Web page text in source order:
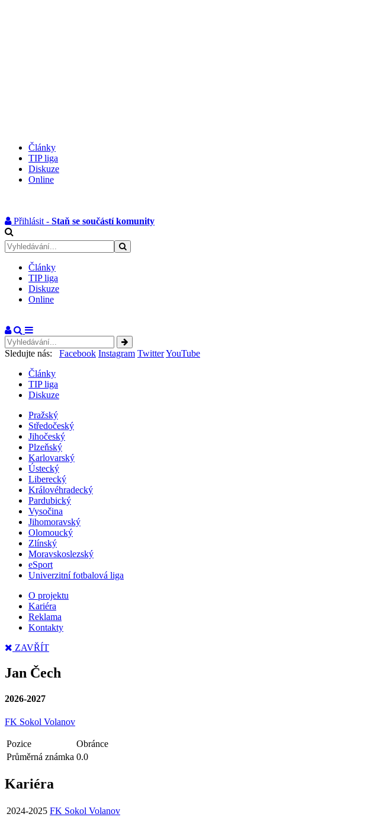
Články
TIP liga
Diskuze
Online
Přihlásit - Staň se součástí komunity
Články
TIP liga
Diskuze
Online
Sledujte nás: Facebook Instagram TwitterYouTube
Články
TIP liga
Diskuze
Pražský
Středočeský
Jihočeský
Plzeňský
Karlovarský
Ústecký
Liberecký
Královéhradecký
Pardubický
Vysočina
Jihomoravský
Olomoucký
Zlínský
Moravskoslezský
eSport
Univerzitní fotbalová liga
O projektu
Kariéra
Reklama
Kontakty
ZAVŘÍT
Jan Čech
2026-2027
FK Sokol Volanov
Pozice
Obránce
Průměrná známka 0.0
Kariéra
2024-2025 FK Sokol Volanov